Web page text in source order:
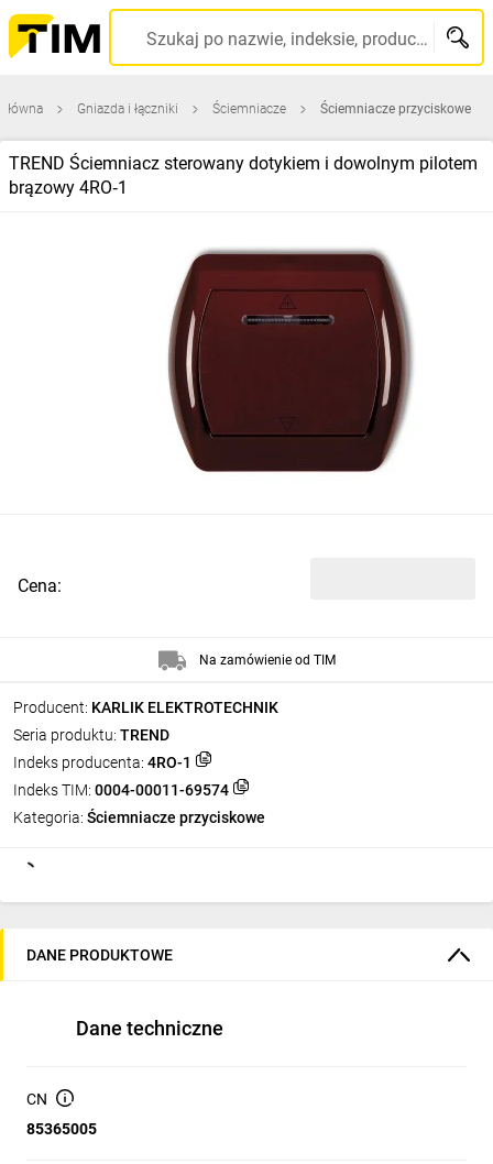
Szukaj po nazwie, indeksie, producencie, kodzie kreskowym...
Gniazda i łączniki Ściemniacze Ściemniacze przyciskowe
TREND Ściemniacz sterowany dotykiem i dowolnym pilotem
brązowy 4RO‑1
Producent: KARLIK ELEKTROTECHNIK
Seria produktu: TREND
Indeks producenta: 4RO-1
Indeks TIM: 0004-00011-69574
Kategoria: Ściemniacze przyciskowe
Cena:
Na zamówienie od TIM
DANE PRODUKTOWE
Dane techniczne
CN
85365005